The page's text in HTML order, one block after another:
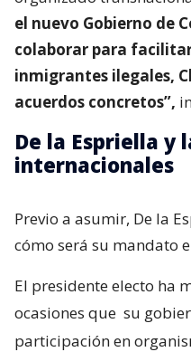
el nuevo Gobierno de
colaborar para
inmigrantes ilegales,
acuerdos concretos”,
De la Espriella y
internacionales
Previo a asumir, De la
cómo será su mandato
El presidente electo ha
ocasiones que su
participación en